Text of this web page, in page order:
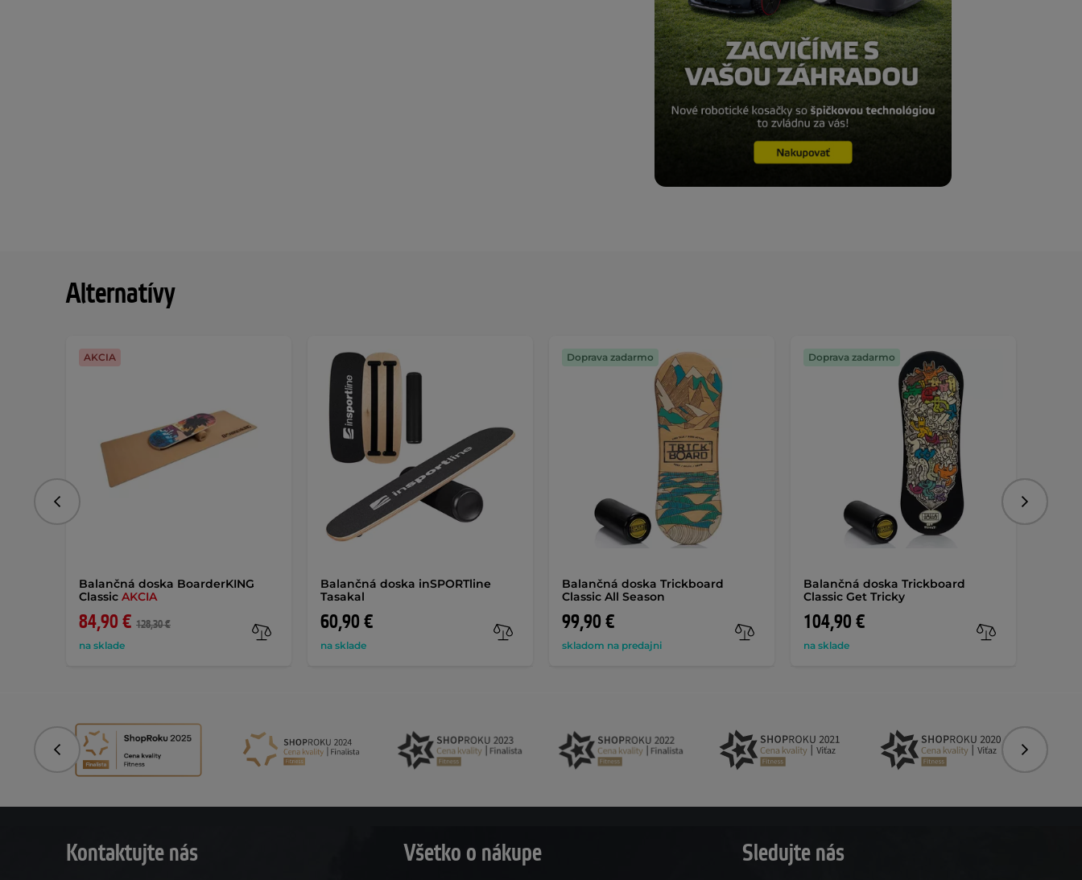
Alternatívy
Balančná doska BoarderKING
Classic AKCIA
84,90 € 128,30 €
na sklade
AKCIA
Balančná doska inSPORTline
Tasakal
60,90 €
na sklade
Balančná doska Trickboard
Classic All Season
99,90 €
skladom na predajni
Doprava zadarmo
Balančná doska Trickboard
Classic Get Tricky
104,90 €
na sklade
Doprava zadarmo
Predchádzajúce
Predchádzajúce
Kontaktujte nás Všetko o nákupe Sledujte nás